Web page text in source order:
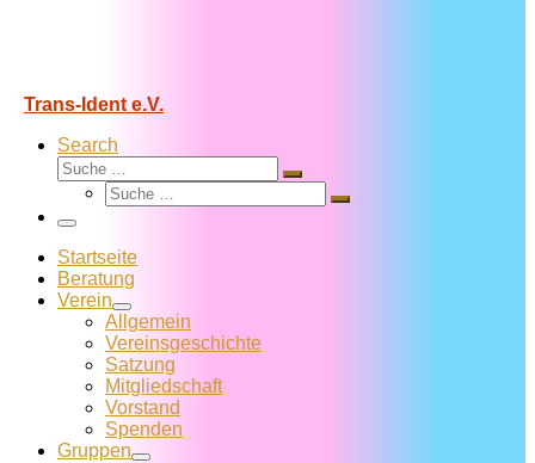
Trans-Ident e.V.
Search
Suche
Suche
Suche
Suche
Menü
Startseite
Beratung
Verein
Allgemein
Vereins­geschichte
Satzung
Mitglied­schaft
Vorstand
Spenden
Gruppen